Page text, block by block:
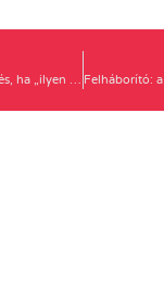
Halmozott bűnelkövetés, ha „ilyen csinos nő” teknőst öl